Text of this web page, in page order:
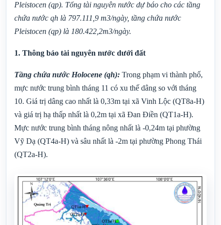
Pleistocen (qp). Tổng tài nguyên nước dự báo cho các tầng
chứa nước qh là 797.111,9 m3/ngày, tầng chứa nước
Pleistocen (qp) là 180.422,2m3/ngày.
1. Thông báo tài nguyên nước dưới đất
Tầng chứa nước Holocene (qh): Trong phạm vi thành phố,
mực nước trung bình tháng 11 có xu thế dâng so với tháng
10. Giá trị dâng cao nhất là 0,33m tại xã Vinh Lộc (QT8a-H)
và giá trị hạ thấp nhất là 0,2m tại xã Đan Điền (QT1a-H).
Mực nước trung bình tháng nông nhất là -0,24m tại phường
Vỹ Dạ (QT4a-H) và sâu nhất là -2m tại phường Phong Thái
(QT2a-H).